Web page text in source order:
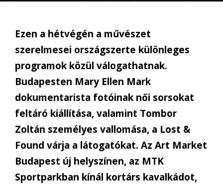
Ezen a hétvégén a művészet
szerelmesei országszerte különleges
programok közül válogathatnak.
Budapesten Mary Ellen Mark
dokumentarista fotóinak női sorsokat
feltáró kiállítása, valamint Tombor
Zoltán személyes vallomása, a Lost &
Found várja a látogatókat. Az Art Market
Budapest új helyszínen, az MTK
Sportparkban kínál kortárs kavalkádot,